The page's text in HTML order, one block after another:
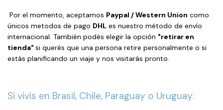
Por el momento, aceptamos Paypal / Western Union como
únicos metodos de pago DHL es nuestro método de envío
internacional. También podés elegir la opción "retirar en
tienda" si querés que una persona retire personalmente o si
estás planificando un viaje y nos visitarás pronto.
Si vivís en Brasil, Chile, Paraguay o Uruguay: